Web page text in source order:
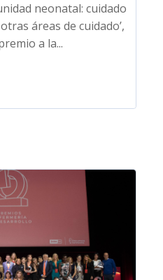
neonatal: cuidado
áreas de cuidado’,
a la...